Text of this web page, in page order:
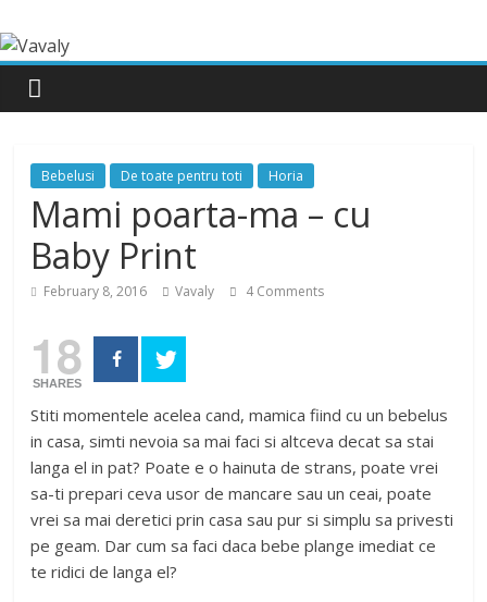
Bebelusi De toate pentru toti Horia
Mami poarta-ma – cu
Baby Print
February 8, 2016 Vavaly 4 Comments
18
SHARES
Stiti momentele acelea cand, mamica fiind cu un bebelus
in casa, simti nevoia sa mai faci si altceva decat sa stai
langa el in pat? Poate e o hainuta de strans, poate vrei
sa-ti prepari ceva usor de mancare sau un ceai, poate
vrei sa mai deretici prin casa sau pur si simplu sa privesti
pe geam. Dar cum sa faci daca bebe plange imediat ce
te ridici de langa el?